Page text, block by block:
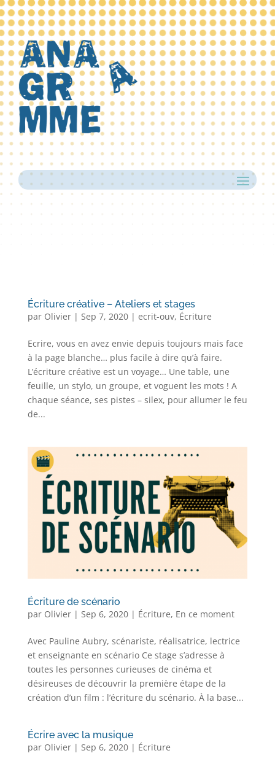
Écriture créative – Ateliers et stages
par Olivier| Sep 7, 2020| ecrit-ouv, Écriture
Ecrire, vous en avez envie depuis toujours mais face
à la page blanche… plus facile à dire qu’à faire.
L’écriture créative est un voyage… Une table, une
feuille, un stylo, un groupe, et voguent les mots ! A
chaque séance, ses pistes – silex, pour allumer le feu
de...
Écriture de scénario
par Olivier| Sep 6, 2020| Écriture, En ce moment
Avec Pauline Aubry, scénariste, réalisatrice, lectrice
et enseignante en scénario Ce stage s’adresse à
toutes les personnes curieuses de cinéma et
désireuses de découvrir la première étape de la
création d’un film : l’écriture du scénario. À la base...
Écrire avec la musique
par Olivier| Sep 6, 2020| Écriture